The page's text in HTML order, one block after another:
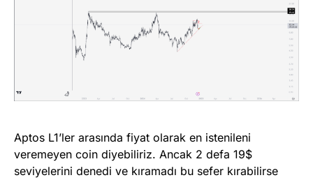
Aptos L1’ler arasında fiyat olarak en istenileni
veremeyen coin diyebiliriz. Ancak 2 defa 19$
seviyelerini denedi ve kıramadı bu sefer kırabilirse